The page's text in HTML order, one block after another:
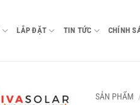
LẮP ĐẶT TIN TỨC CHÍNH
SẢN PHẨM